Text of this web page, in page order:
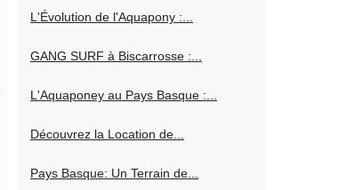
L'Évolution de l'Aquapony :...
GANG SURF à Biscarrosse :...
L'Aquaponey au Pays Basque :...
Découvrez la Location de...
Pays Basque: Un Terrain de...